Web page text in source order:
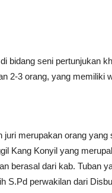
bidang seni pertunjukan
2-3 orang, yang memiliki
merupakan orang yang
Kang Konyil yang
berasal dari kab. Tuban
S.Pd perwakilan dari